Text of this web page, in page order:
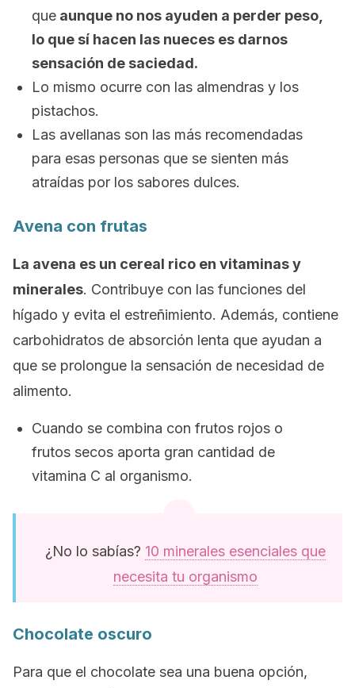
que aunque no nos ayuden a perder peso,
lo que sí hacen las nueces es darnos
sensación de saciedad.
Lo mismo ocurre con las almendras y los
pistachos.
Las avellanas son las más recomendadas
para esas personas que se sienten más
atraídas por los sabores dulces.
Avena con frutas
La avena es un cereal rico en vitaminas y
minerales. Contribuye con las funciones del
hígado y evita el estreñimiento. Además, contiene
carbohidratos de absorción lenta que ayudan a
que se prolongue la sensación de necesidad de
alimento.
Cuando se combina con frutos rojos o
frutos secos aporta gran cantidad de
vitamina C al organismo.
¿No lo sabías? 10 minerales esenciales que
necesita tu organismo
Chocolate oscuro
Para que el chocolate sea una buena opción,